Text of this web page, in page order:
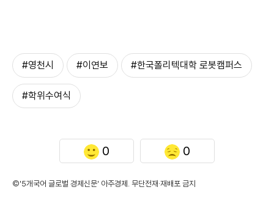
#영천시 #이연보 #한국폴리텍대학 로봇캠퍼스
#학위수여식
0 0
©'5개국어 글로벌 경제신문' 아주경제. 무단전재·재배포 금지